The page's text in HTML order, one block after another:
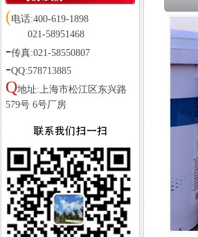
(电话:400-619-1898
021-58951468
-传真:021-58550807
-QQ:578713885
Q地址:上海市松江区东兴路
579号 6号厂房